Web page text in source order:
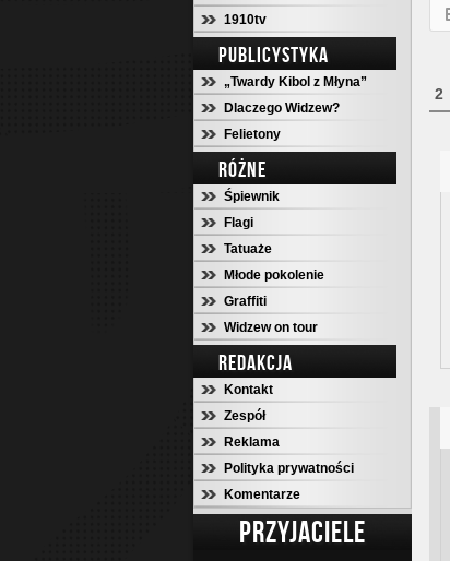
1910tv
PUBLICYSTYKA
„Twardy Kibol z Młyna”
Dlaczego Widzew?
Felietony
RÓŻNE
Śpiewnik
Flagi
Tatuaże
Młode pokolenie
Graffiti
Widzew on tour
REDAKCJA
Kontakt
Zespół
Reklama
Polityka prywatności
Komentarze
PRZYJACIELE
2